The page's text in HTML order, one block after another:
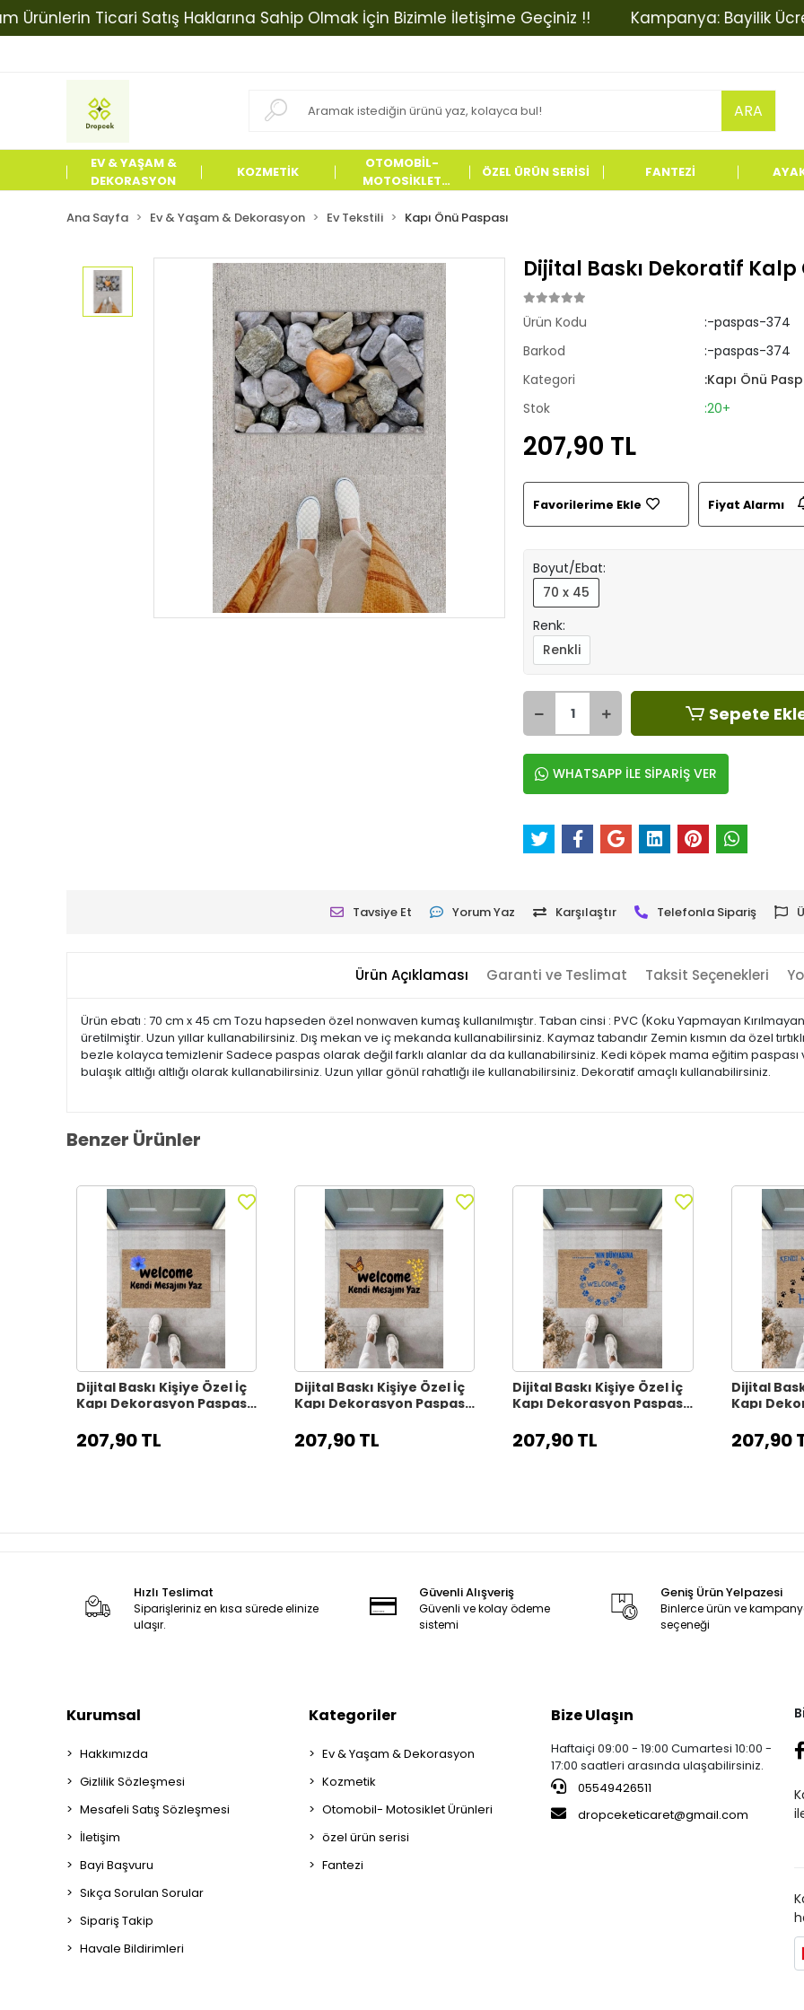
Ticari Satış Haklarına Sahip Olmak İçin Bizimle İletişime Geçiniz !! Kampanya: Bayilik
ARA
EV & YAŞAM &
DEKORASYON
KOZMETİK
OTOMOBİL-
MOTOSİKLET
ÖZEL ÜRÜN SERİSİ FANTEZİ
Ana Sayfa Ev & Yaşam & Dekorasyon Ev Tekstili Kapı Önü Paspası
Dijital Baskı Dekoratif Kalp
Ürün Kodu
:-paspas-374
Barkod
:-paspas-374
Kategori
:Kapı Önü
Stok
:20+
207,90 TL
Favorilerime Ekle Fiyat Alarmı
Boyut/Ebat:
70 x 45
Renk:
Renkli
Sepete
WHATSAPP İLE SİPARİŞ VER
Tavsiye Et Yorum Yaz Karşılaştır Telefonla Sipariş
Ürün Açıklaması Garanti ve Teslimat Taksit Seçenekleri
Ürün ebatı : 70 cm x 45 cm Tozu hapseden özel nonwaven kumaş kullanılmıştır. Taban cinsi : PVC (Koku Yapmayan
üretilmiştir. Uzun yıllar kullanabilirsiniz. Dış mekan ve iç mekanda kullanabilirsiniz. Kaymaz tabandır Zemin kısmın da özel
bezle kolayca temizlenir Sadece paspas olarak değil farklı alanlar da da kullanabilirsiniz. Kedi köpek mama eğitim paspası
bulaşık altlığı altlığı olarak kullanabilirsiniz. Uzun yıllar gönül rahatlığı ile kullanabilirsiniz. Dekoratif amaçlı kullanabilirsiniz.
Benzer Ürünler
Dijital Baskı Kişiye Özel İç
Kapı Dekorasyon Paspas
207,90 TL
Dijital Baskı Kişiye Özel İç
Kapı Dekorasyon Paspas
207,90 TL
Dijital Baskı Kişiye Özel İç
Kapı Dekorasyon Paspas
207,90 TL
Dijital
Kapı
207,90
Hızlı Teslimat
Siparişleriniz en kısa sürede elinize
ulaşır.
Güvenli Alışveriş
Güvenli ve kolay ödeme
sistemi
Geniş Ürün Yelpazesi
Binlerce ürün ve
seçeneği
Kurumsal
Hakkımızda
Gizlilik Sözleşmesi
Mesafeli Satış Sözleşmesi
İletişim
Bayi Başvuru
Sıkça Sorulan Sorular
Sipariş Takip
Havale Bildirimleri
Kategoriler
Ev & Yaşam & Dekorasyon
Kozmetik
Otomobil- Motosiklet Ürünleri
özel ürün serisi
Fantezi
Bize Ulaşın
Haftaiçi 09:00 - 19:00 Cumartesi 10:00 -
17:00 saatleri arasında ulaşabilirsiniz.
05549426511
dropceketicaret@gmail.com